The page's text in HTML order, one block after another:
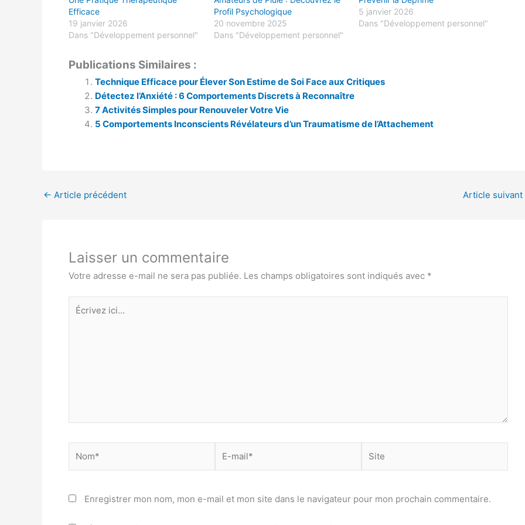
Efficace
19 janvier 2026
Dans "Développement personnel"
Profil Psychologique
20 novembre 2025
Dans "Développement personnel"
5 janvier 2026
Dans "Développement personnel"
Publications Similaires :
Technique Efficace pour Élever Son Estime de Soi Face aux Critiques
Détectez l’Anxiété : 6 Comportements Discrets à Reconnaître
7 Activités Simples pour Renouveler Votre Vie
5 Comportements Inconscients Révélateurs d’un Traumatisme de l’Attachement
← Article précédent Article suivant
Laisser un commentaire
Votre adresse e-mail ne sera pas publiée. Les champs obligatoires sont indiqués avec *
Écrivez
ici…
mail*
Enregistrer mon nom, mon e-mail et mon site dans le navigateur pour mon prochain commentaire.